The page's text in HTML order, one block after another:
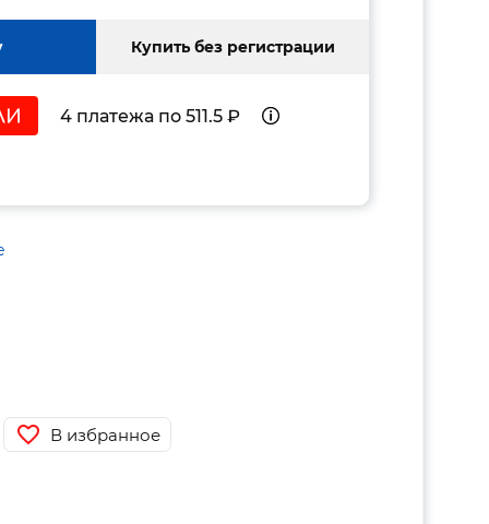
Купить без регистрации
4 платежа по 511.5 ₽
В избранное